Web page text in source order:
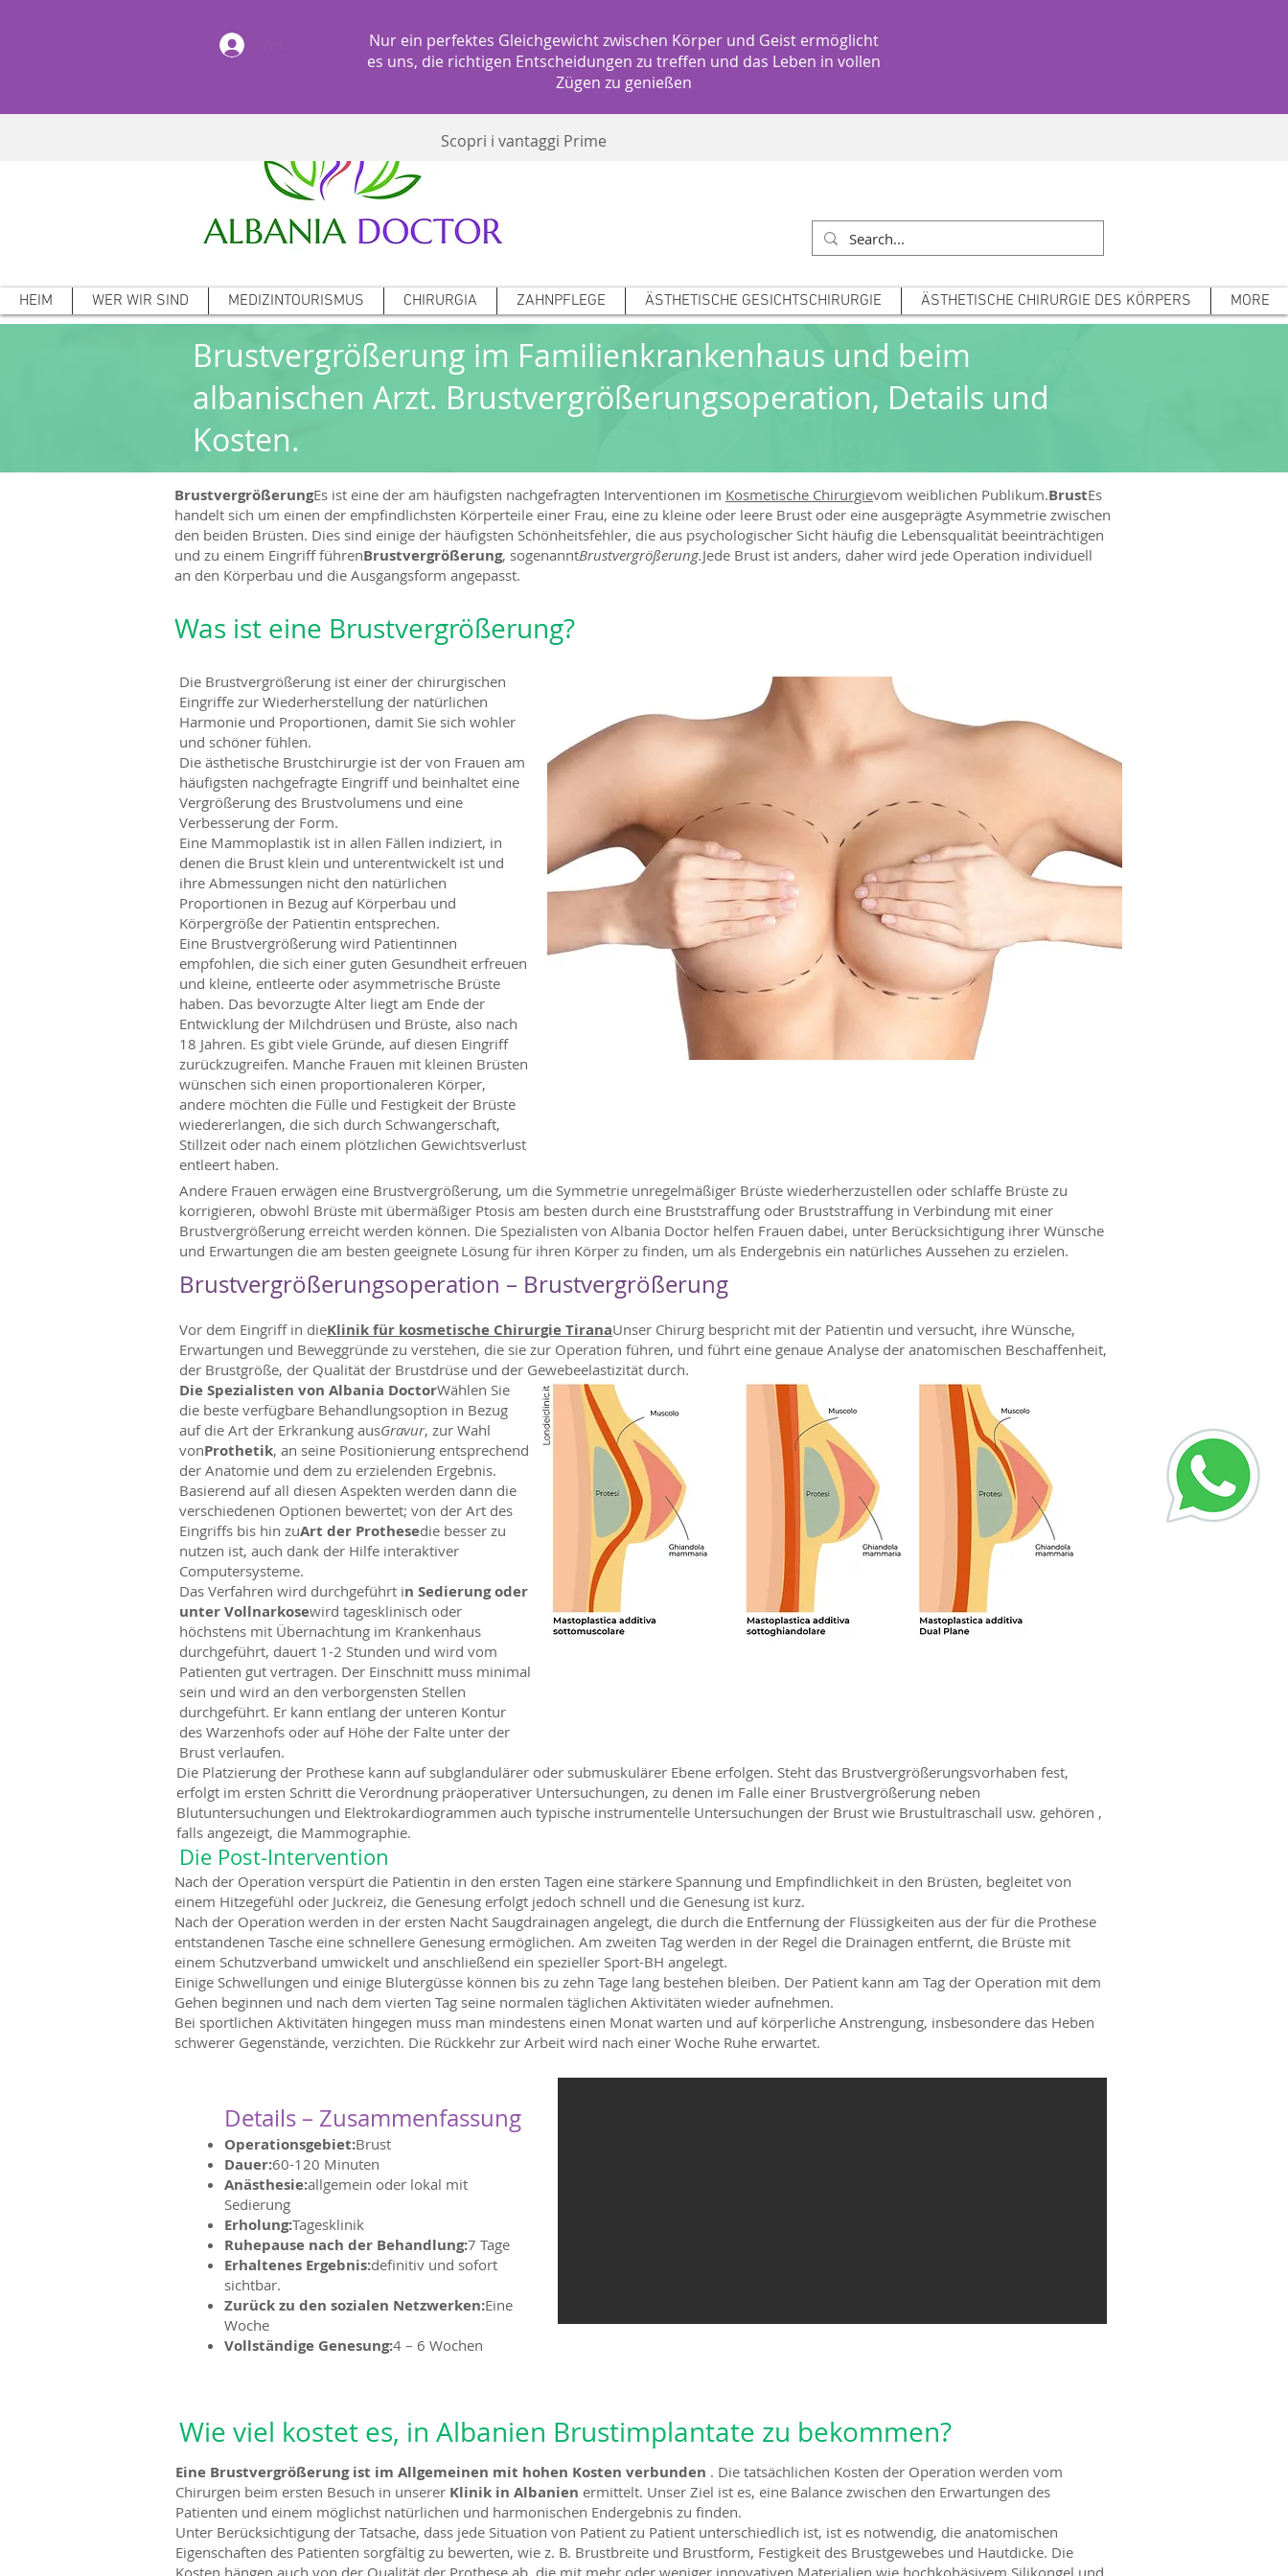
Nur ein perfektes Gleichgewicht zwischen Körper und Geist ermöglicht
es uns, die richtigen Entscheidungen zu treffen und das Leben in vollen
Zügen zu genießen
Scopri i vantaggi Prime
HEIM WER WIR SIND MEDIZINTOURISMUS CHIRURGIA ZAHNPFLEGE ÄSTHETISCHE GESICHTSCHIRURGIE ÄSTHETISCHE CHIRURGIE DES KÖRPERS MORE
Brustvergrößerung im Familienkrankenhaus und beim
albanischen Arzt. Brustvergrößerungsoperation, Details und
Kosten.
BrustvergrößerungEs ist eine der am häufigsten nachgefragten Interventionen im Kosmetische Chirurgievom weiblichen Publikum.BrustEs
handelt sich um einen der empfindlichsten Körperteile einer Frau, eine zu kleine oder leere Brust oder eine ausgeprägte Asymmetrie zwischen
den beiden Brüsten. Dies sind einige der häufigsten Schönheitsfehler, die aus psychologischer Sicht häufig die Lebensqualität beeinträchtigen
und zu einem Eingriff führenBrustvergrößerung, sogenanntBrustvergrößerung.Jede Brust ist anders, daher wird jede Operation individuell
an den Körperbau und die Ausgangsform angepasst.
Was ist eine Brustvergrößerung?
Die Brustvergrößerung ist einer der chirurgischen
Eingriffe zur Wiederherstellung der natürlichen
Harmonie und Proportionen, damit Sie sich wohler
und schöner fühlen.
Die ästhetische Brustchirurgie ist der von Frauen am
häufigsten nachgefragte Eingriff und beinhaltet eine
Vergrößerung des Brustvolumens und eine
Verbesserung der Form.
Eine Mammoplastik ist in allen Fällen indiziert, in
denen die Brust klein und unterentwickelt ist und
ihre Abmessungen nicht den natürlichen
Proportionen in Bezug auf Körperbau und
Körpergröße der Patientin entsprechen.
Eine Brustvergrößerung wird Patientinnen
empfohlen, die sich einer guten Gesundheit erfreuen
und kleine, entleerte oder asymmetrische Brüste
haben. Das bevorzugte Alter liegt am Ende der
Entwicklung der Milchdrüsen und Brüste, also nach
18 Jahren. Es gibt viele Gründe, auf diesen Eingriff
zurückzugreifen. Manche Frauen mit kleinen Brüsten
wünschen sich einen proportionaleren Körper,
andere möchten die Fülle und Festigkeit der Brüste
wiedererlangen, die sich durch Schwangerschaft,
Stillzeit oder nach einem plötzlichen Gewichtsverlust
entleert haben.
Andere Frauen erwägen eine Brustvergrößerung, um die Symmetrie unregelmäßiger Brüste wiederherzustellen oder schlaffe Brüste zu
korrigieren, obwohl Brüste mit übermäßiger Ptosis am besten durch eine Bruststraffung oder Bruststraffung in Verbindung mit einer
Brustvergrößerung erreicht werden können. Die Spezialisten von Albania Doctor helfen Frauen dabei, unter Berücksichtigung ihrer Wünsche
und Erwartungen die am besten geeignete Lösung für ihren Körper zu finden, um als Endergebnis ein natürliches Aussehen zu erzielen.
Brustvergrößerungsoperation – Brustvergrößerung
Vor dem Eingriff in dieKlinik für kosmetische Chirurgie TiranaUnser Chirurg bespricht mit der Patientin und versucht, ihre Wünsche,
Erwartungen und Beweggründe zu verstehen, die sie zur Operation führen, und führt eine genaue Analyse der anatomischen Beschaffenheit,
der Brustgröße, der Qualität der Brustdrüse und der Gewebeelastizität durch.
Die Spezialisten von Albania DoctorWählen Sie
die beste verfügbare Behandlungsoption in Bezug
auf die Art der Erkrankung ausGravur, zur Wahl
vonProthetik, an seine Positionierung entsprechend
der Anatomie und dem zu erzielenden Ergebnis.
Basierend auf all diesen Aspekten werden dann die
verschiedenen Optionen bewertet; von der Art des
Eingriffs bis hin zuArt der Prothesedie besser zu
nutzen ist, auch dank der Hilfe interaktiver
Computersysteme.
Das Verfahren wird durchgeführt in Sedierung oder
unter Vollnarkosewird tagesklinisch oder
höchstens mit Übernachtung im Krankenhaus
durchgeführt, dauert 1-2 Stunden und wird vom
Patienten gut vertragen. Der Einschnitt muss minimal
sein und wird an den verborgensten Stellen
durchgeführt. Er kann entlang der unteren Kontur
des Warzenhofs oder auf Höhe der Falte unter der
Brust verlaufen.
Die Platzierung der Prothese kann auf subglandulärer oder submuskulärer Ebene erfolgen. Steht das Brustvergrößerungsvorhaben fest,
erfolgt im ersten Schritt die Verordnung präoperativer Untersuchungen, zu denen im Falle einer Brustvergrößerung neben
Blutuntersuchungen und Elektrokardiogrammen auch typische instrumentelle Untersuchungen der Brust wie Brustultraschall usw. gehören ,
falls angezeigt, die Mammographie.
Die Post-Intervention
Nach der Operation verspürt die Patientin in den ersten Tagen eine stärkere Spannung und Empfindlichkeit in den Brüsten, begleitet von
einem Hitzegefühl oder Juckreiz, die Genesung erfolgt jedoch schnell und die Genesung ist kurz.
Nach der Operation werden in der ersten Nacht Saugdrainagen angelegt, die durch die Entfernung der Flüssigkeiten aus der für die Prothese
entstandenen Tasche eine schnellere Genesung ermöglichen. Am zweiten Tag werden in der Regel die Drainagen entfernt, die Brüste mit
einem Schutzverband umwickelt und anschließend ein spezieller Sport-BH angelegt.
Einige Schwellungen und einige Blutergüsse können bis zu zehn Tage lang bestehen bleiben. Der Patient kann am Tag der Operation mit dem
Gehen beginnen und nach dem vierten Tag seine normalen täglichen Aktivitäten wieder aufnehmen.
Bei sportlichen Aktivitäten hingegen muss man mindestens einen Monat warten und auf körperliche Anstrengung, insbesondere das Heben
schwerer Gegenstände, verzichten. Die Rückkehr zur Arbeit wird nach einer Woche Ruhe erwartet.
Details – Zusammenfassung
Operationsgebiet:Brust
Dauer:60-120 Minuten
Anästhesie:allgemein oder lokal mit
Sedierung
Erholung:Tagesklinik
Ruhepause nach der Behandlung:7 Tage
Erhaltenes Ergebnis:definitiv und sofort
sichtbar.
Zurück zu den sozialen Netzwerken:Eine
Woche
Vollständige Genesung:4 – 6 Wochen
Wie viel kostet es, in Albanien Brustimplantate zu bekommen?
Eine Brustvergrößerung ist im Allgemeinen mit hohen Kosten verbunden . Die tatsächlichen Kosten der Operation werden vom
Chirurgen beim ersten Besuch in unserer Klinik in Albanien ermittelt. Unser Ziel ist es, eine Balance zwischen den Erwartungen des
Patienten und einem möglichst natürlichen und harmonischen Endergebnis zu finden.
Unter Berücksichtigung der Tatsache, dass jede Situation von Patient zu Patient unterschiedlich ist, ist es notwendig, die anatomischen
Eigenschaften des Patienten sorgfältig zu bewerten, wie z. B. Brustbreite und Brustform, Festigkeit des Brustgewebes und Hautdicke. Die
Kosten hängen auch von der Qualität der Prothese ab, die mit mehr oder weniger innovativen Materialien wie hochkohäsivem Silikongel und